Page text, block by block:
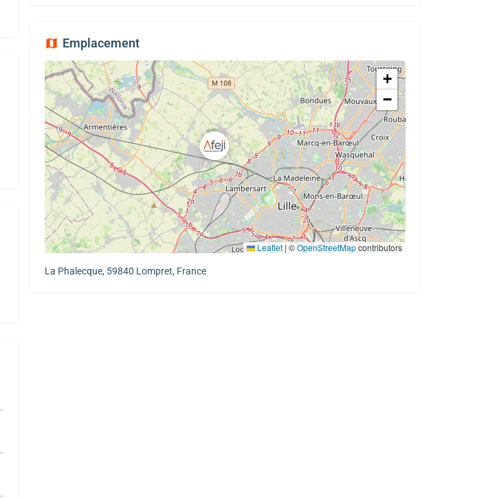
Emplacement
+
−
Leaflet | ©OpenStreetMapcontributors
La Phalecque, 59840 Lompret, France